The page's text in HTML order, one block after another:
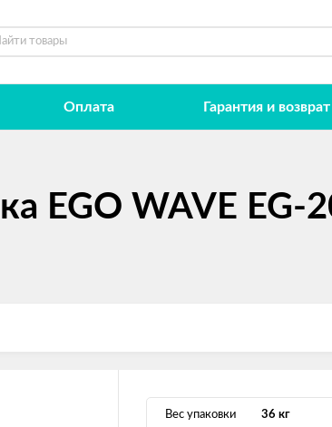
Оплата Гарантия и возврат
EGO WAVE EG-
Вес упаковки 36 кг